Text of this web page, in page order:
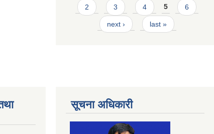
2 3 4 5 6
next › last »
सूचना अधिकारी